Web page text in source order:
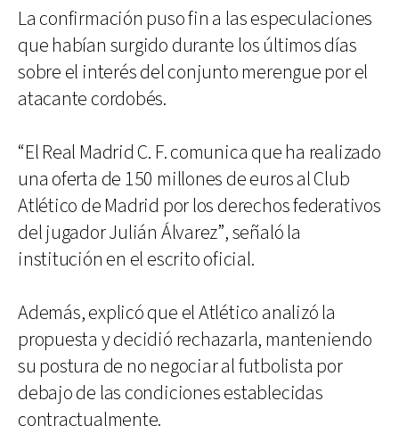
La confirmación puso fin a las especulaciones
que habían surgido durante los últimos días
sobre el interés del conjunto merengue por el
atacante cordobés.
“El Real Madrid C. F. comunica que ha realizado
una oferta de 150 millones de euros al Club
Atlético de Madrid por los derechos federativos
del jugador Julián Álvarez”, señaló la
institución en el escrito oficial.
Además, explicó que el Atlético analizó la
propuesta y decidió rechazarla, manteniendo
su postura de no negociar al futbolista por
debajo de las condiciones establecidas
contractualmente.